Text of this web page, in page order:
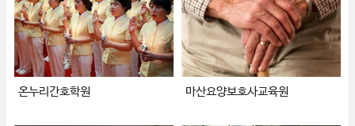
온누리간호학원 마산요양보호사교육원